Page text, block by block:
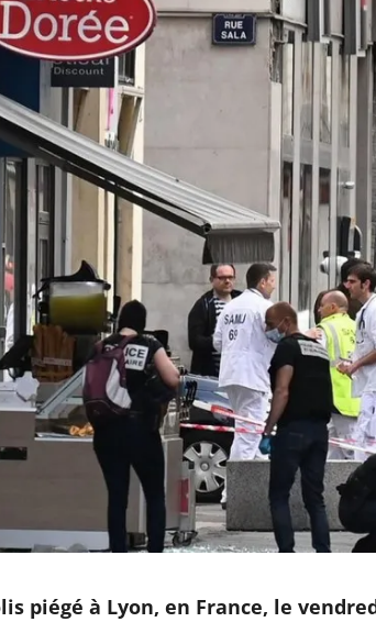
piégé à Lyon, en France, le